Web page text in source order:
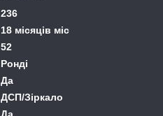
236
18 місяців міс
52
Ронді
Да
ДСП/Зіркало
Да